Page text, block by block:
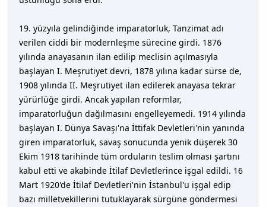
19. yüzyıla gelindiğinde imparatorluk, Tanzimat adı
verilen ciddi bir modernleşme sürecine girdi. 1876
yılında anayasanın ilan edilip meclisin açılmasıyla
başlayan I. Meşrutiyet devri, 1878 yılına kadar sürse de,
1908 yılında II. Meşrutiyet ilan edilerek anayasa tekrar
yürürlüğe girdi. Ancak yapılan reformlar,
imparatorluğun dağılmasını engelleyemedi. 1914 yılında
başlayan I. Dünya Savaşı'na İttifak Devletleri'nin yanında
giren imparatorluk, savaş sonucunda yenik düşerek 30
Ekim 1918 tarihinde tüm orduların teslim olması şartını
kabul etti ve akabinde İtilaf Devletlerince işgal edildi. 16
Mart 1920'de İtilaf Devletleri'nin İstanbul'u işgal edip
bazı milletvekillerini tutuklayarak sürgüne göndermesi